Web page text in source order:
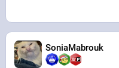
SoniaMabrouk